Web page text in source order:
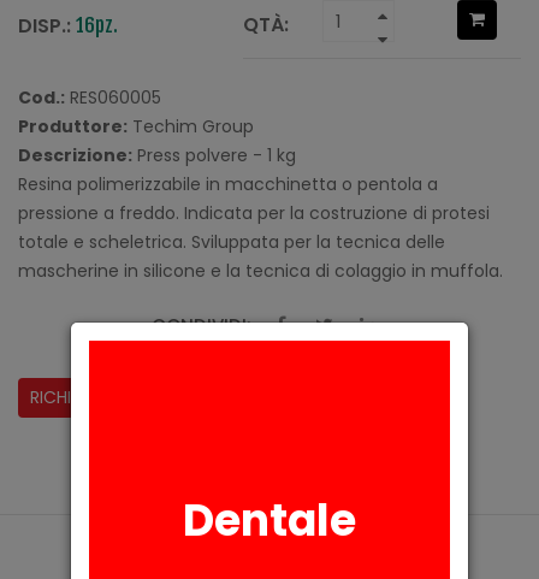
DISP.: 16pz. QTÀ:
Cod.: RES060005
Produttore: Techim Group
Descrizione: Press polvere - 1 kg
Resina polimerizzabile in macchinetta o pentola a
pressione a freddo. Indicata per la costruzione di protesi
totale e scheletrica. Sviluppata per la tecnica delle
mascherine in silicone e la tecnica di colaggio in muffola.
CONDIVIDI:
RICHIESTA INFORMAZIONI
Dentale